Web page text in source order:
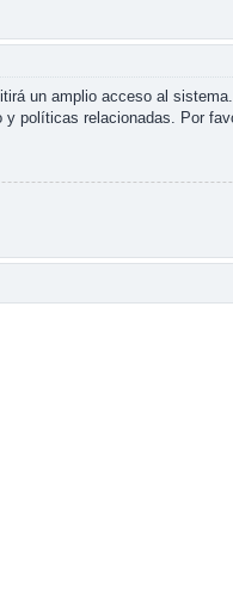
un amplio acceso al
políticas relacionadas. Por